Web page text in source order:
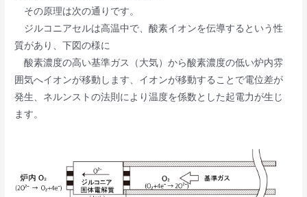
その原理は次の通りです。
ジルコニアセルは高温中で、酸素イオンを伝導するという性
質があり、下図の様に
酸素濃度の高い基準ガス（大気）から酸素濃度の低い炉内雰
囲気へイオンが移動します、イオンが移動することで電位差が
発生、ネルンストの法則により温度を係数とした起電力が生じ
ます。